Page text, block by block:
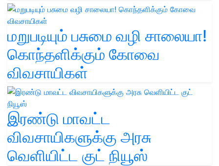
மறுபடியும் பசுமை வழி சாலையா!
கொந்தளிக்கும் கோவை
விவசாயிகள்
இரண்டு மாவட்ட
விவசாயிகளுக்கு அரசு
வெளியிட்ட குட் நியூஸ்